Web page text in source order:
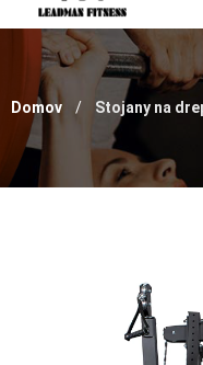
Domov Stojany na